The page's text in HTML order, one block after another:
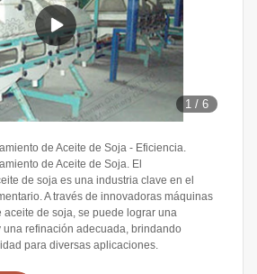
1 /6
de Aceite de Soja - Eficiencia.
de Aceite de Soja. El
de soja es una industria clave en el
A través de innovadoras máquinas
aceite de soja, se puede lograr una
una refinación adecuada, brindando
para diversas aplicaciones.